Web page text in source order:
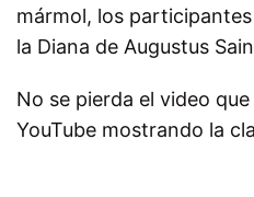
mármol, los
la Diana de Augustus
No se pierda el video
YouTube mostrando la